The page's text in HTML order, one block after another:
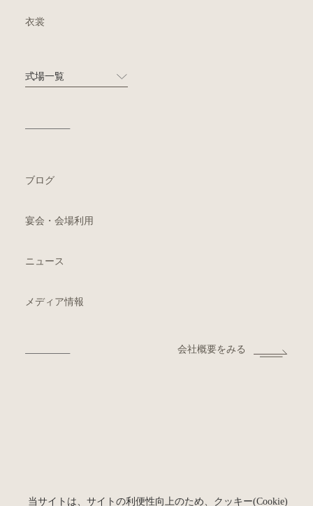
衣裳
式場一覧
ブログ
宴会・会場利用
ニュース
メディア情報
会社概要をみる
当サイトは、サイトの利便性向上のため、クッキー(Cookie)